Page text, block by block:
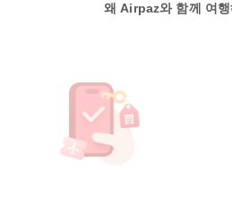
왜 Airpaz와 함께 여